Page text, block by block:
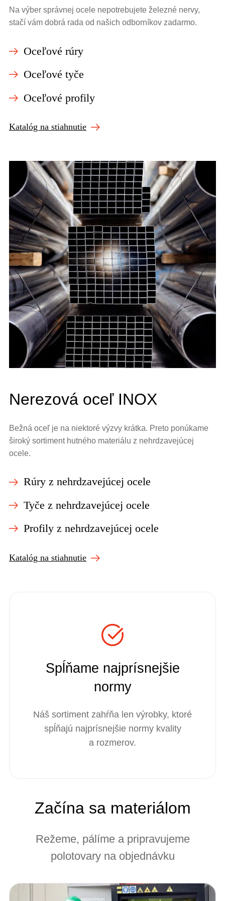
Na výber správnej ocele nepotrebujete železné nervy,
stačí vám dobrá rada od našich odborníkov zadarmo.
Oceľové rúry
Oceľové tyče
Oceľové profily
Katalóg na stiahnutie
Nerezová oceľ INOX
Bežná oceľ je na niektoré výzvy krátka. Preto ponúkame
široký sortiment hutného materiálu z nehrdzavejúcej
ocele.
Rúry z nehrdzavejúcej ocele
Tyče z nehrdzavejúcej ocele
Profily z nehrdzavejúcej ocele
Katalóg na stiahnutie

Spĺňame najprísnejšie
normy
Náš sortiment zahŕňa len výrobky, ktoré
spĺňajú najprísnejšie normy kvality
a rozmerov.
Začína sa materiálom
Režeme, pálíme a pripravujeme
polotovary na objednávku